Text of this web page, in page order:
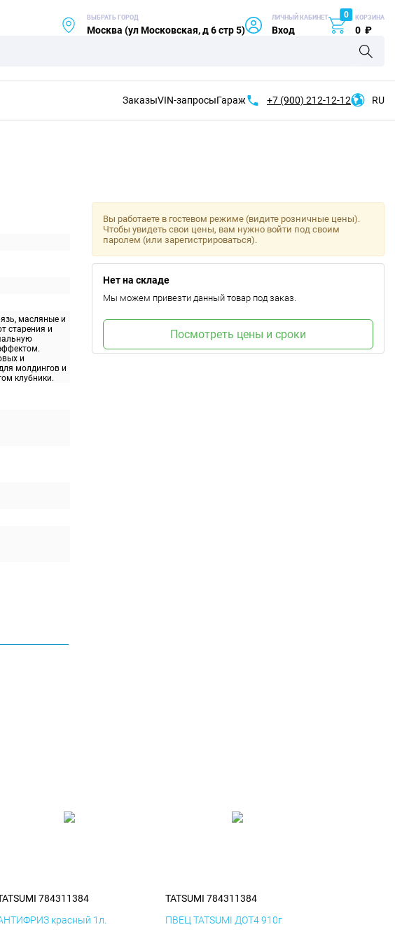
ВЫБРАТЬ ГОРОД
Москва (ул Московская, д 6 стр 5)
ЛИЧНЫЙ КАБИНЕТ
Вход
0 КОРЗИНА
0 ₽
ЗаказыVIN-запросыГараж +7 (900) 212-12-12 RU
масляные и
старения и
и
молдингов и
клубники.
Вы работаете в гостевом режиме (видите розничные цены).
Чтобы увидеть свои цены, вам нужно войти под своим
паролем (или зарегистрироваться).
Нет на складе
Мы можем привезти данный товар под заказ.
Посмотреть цены и сроки
784311384
красный 1л.
TATSUMI 784311384
ПВЕЦ TATSUMI ДОТ4 910г